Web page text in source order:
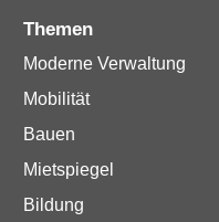
Themen
Moderne Verwaltung
Mobilität
Bauen
Mietspiegel
Bildung